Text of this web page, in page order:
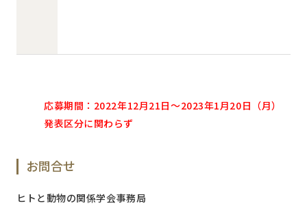
応募期間：2022年12月21日～2023年1月20日（月）
発表区分に関わらず
お問合せ
ヒトと動物の関係学会事務局